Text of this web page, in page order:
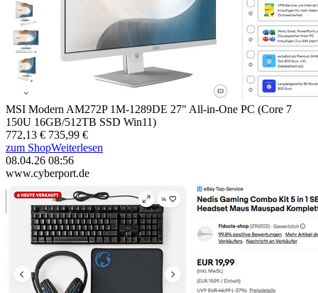
MSI Modern AM272P 1M-1289DE 27" All-in-One PC (Core 7
150U 16GB/512TB SSD Win11)
772,13 € 735,99 €
zum ShopWeiterlesen
08.04.26 08:56
www.cyberport.de